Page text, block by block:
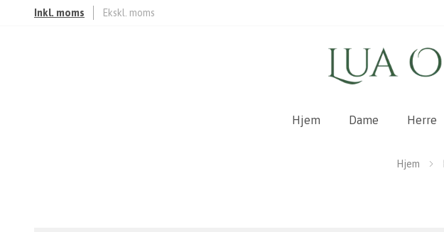
Inkl. moms Ekskl. moms
Hjem Dame Herre
Hjem